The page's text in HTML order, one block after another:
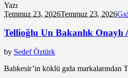
Yazı
Temmuz 23, 2026Temmuz 23, 2026
Tellioğlu Un Bakanlık
by Sedef Öztürk
Balıkesir’in köklü gıda